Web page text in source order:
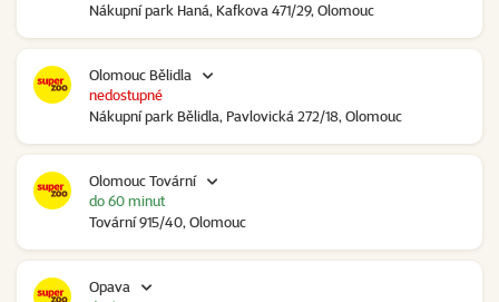
Nákupní park Haná, Kafkova 471/29, Olomouc
Olomouc Bělidla
Nákupní park Bělidla, Pavlovická 272/18, Olomouc
nedostupné
Olomouc Tovární
Tovární 915/40, Olomouc
do 60 minut
Opava